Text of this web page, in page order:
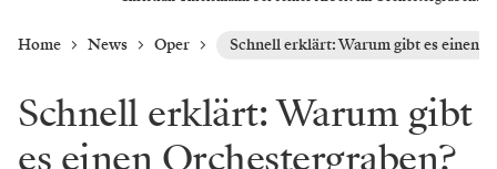
Home News Oper Schnell erklärt: Warum gibt es einen
Schnell erklärt: Warum gibt
es einen Orchestergraben?